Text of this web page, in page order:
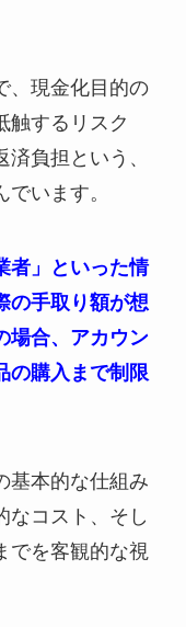
、現金化目的の
触するリスク
負担という、
います。
者」といった情
の手取り額が想
場合、アカウン
の購入まで制限
基本的な仕組み
なコスト、そし
でを客観的な視